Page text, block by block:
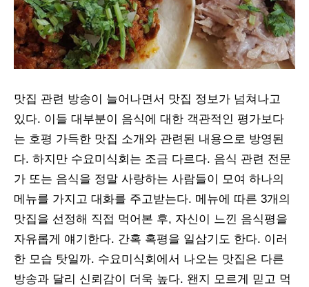
맛집 관련 방송이 늘어나면서 맛집 정보가 넘쳐나고
있다. 이들 대부분이 음식에 대한 객관적인 평가보다
는 호평 가득한 맛집 소개와 관련된 내용으로 방영된
다. 하지만 수요미식회는 조금 다르다. 음식 관련 전문
가 또는 음식을 정말 사랑하는 사람들이 모여 하나의
메뉴를 가지고 대화를 주고받는다. 메뉴에 따른 3개의
맛집을 선정해 직접 먹어본 후, 자신이 느낀 음식평을
자유롭게 얘기한다. 간혹 혹평을 일삼기도 한다. 이러
한 모습 탓일까. 수요미식회에서 나오는 맛집은 다른
방송과 달리 신뢰감이 더욱 높다. 왠지 모르게 믿고 먹